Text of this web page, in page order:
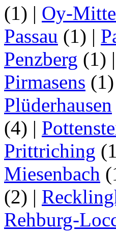
(1) | Oy-
Passau (1) |
Penzberg (1) |
Pirmasens (1)
Plüderhausen
(4) |
Prittriching
Miesenbach
(2) |
Rehburg-